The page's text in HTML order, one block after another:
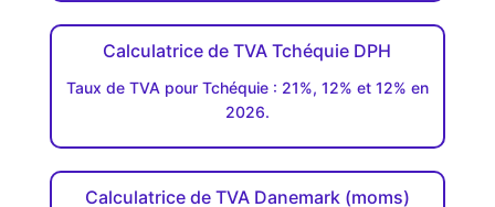
Calculatrice de TVA Tchéquie DPH
Taux de TVA pour Tchéquie : 21%, 12% et 12% en
2026.
Calculatrice de TVA Danemark (moms)